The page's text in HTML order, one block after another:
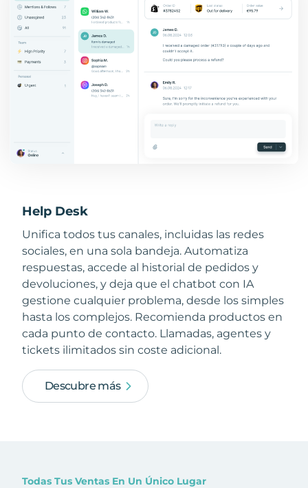
Help Desk
Unifica todos tus canales, incluidas las redes
sociales, en una sola bandeja. Automatiza
respuestas, accede al historial de pedidos y
devoluciones, y deja que el chatbot con IA
gestione cualquier problema, desde los simples
hasta los complejos. Recomienda productos en
cada punto de contacto. Llamadas, agentes y
tickets ilimitados sin coste adicional.
Descubre más
Todas Tus Ventas En Un Único Lugar